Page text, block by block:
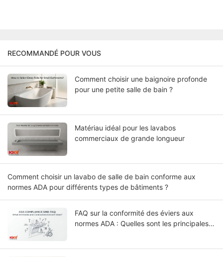
RECOMMANDÉ POUR VOUS
Comment choisir une baignoire profonde
pour une petite salle de bain ?
Matériau idéal pour les lavabos
commerciaux de grande longueur
Comment choisir un lavabo de salle de bain conforme aux
normes ADA pour différents types de bâtiments ?
FAQ sur la conformité des éviers aux
normes ADA : Quelles sont les principales